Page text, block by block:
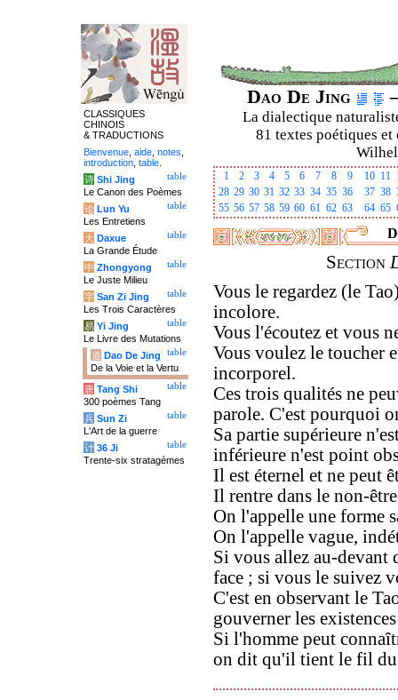
Dao De Jing
La dialectique
81 textes poétiques
1 2 3 4 5 6 7 8 9 10 11
28 29 30 31 32 33 34 35 36 37 38
55 56 57 58 59 60 61 62 63 64 65
Section
Vous le regardez (le
incolore.
Vous l'écoutez et vous
Vous voulez le toucher
incorporel.
Ces trois qualités ne
parole. C'est pourquoi
Sa partie supérieure
inférieure n'est point
Il est éternel et ne peut
Il rentre dans le non-
On l'appelle une forme
On l'appelle vague,
Si vous allez au-devant
face ; si vous le suivez
C'est en observant le
gouverner les
Si l'homme peut
on dit qu'il tient le fil du
CLASSIQUES
CHINOIS
& TRADUCTIONS
Bienvenue aide notes
introduction table
table
诗 Shi Jing
Le Canon des Poèmes
table
论 Lun Yu
Les Entretiens
table
大 Daxue
La Grande Étude
table
中 Zhongyong
Le Juste Milieu
table
字 San Zi Jing
Les Trois Caractères
table
易 Yi Jing
Le Livre des Mutations
table
道 Dao De Jing
De la Voie et la Vertu
table
唐 Tang Shi
300 poèmes Tang
table
兵 Sun Zi
L'Art de la guerre
table
计 36 Ji
Trente-six stratagèmes